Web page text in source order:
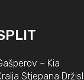
– Kia
Stjepana